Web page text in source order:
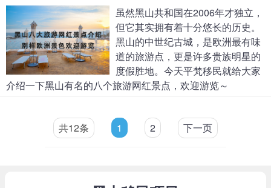
虽然黑山共和国在2006年才独立，
但它其实拥有着十分悠长的历史。
黑山的中世纪古城，是欧洲最有味
道的旅游点，更是许多贵族明星的
度假胜地。今天平梵移民就给大家
介绍一下黑山有名的八个旅游网红景点，欢迎游览～
共12条 1 2 下一页